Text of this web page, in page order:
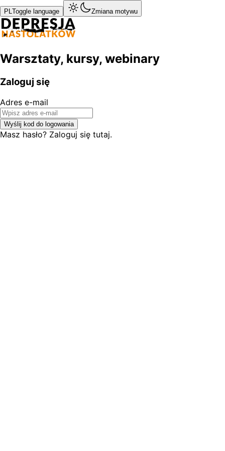
PLToggle language Zmiana motywu
Warsztaty, kursy, webinary
Zaloguj się
Adres e-mail
Wyślij kod do logowania
Masz hasło? Zaloguj się tutaj.